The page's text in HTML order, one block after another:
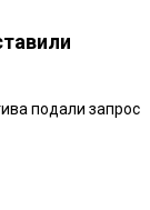
подали запрос